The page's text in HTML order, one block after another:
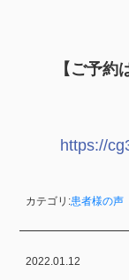
【ご予約
https://
カテゴリ:患者様の声
2022.01.12